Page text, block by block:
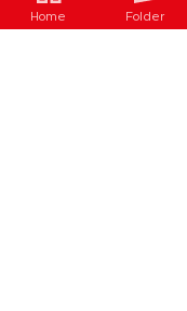
Home Folder